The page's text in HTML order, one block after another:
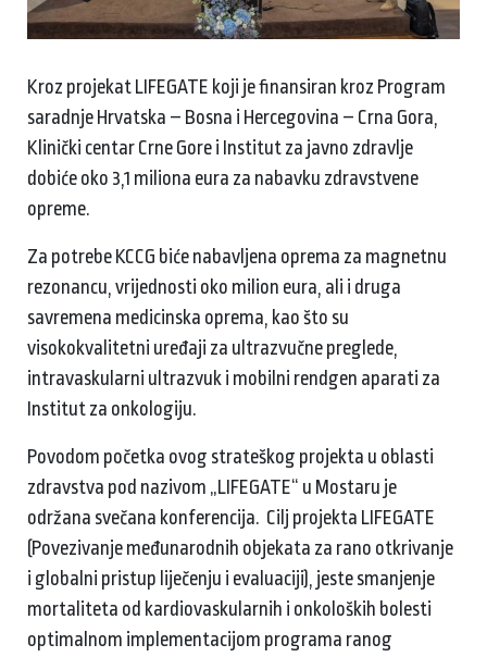
Kroz projekat LIFEGATE koji je finansiran kroz Program
saradnje Hrvatska – Bosna i Hercegovina – Crna Gora,
Klinički centar Crne Gore i Institut za javno zdravlje
dobiće oko 3,1 miliona eura za nabavku zdravstvene
opreme.
Za potrebe KCCG biće nabavljena oprema za magnetnu
rezonancu, vrijednosti oko milion eura, ali i druga
savremena medicinska oprema, kao što su
visokokvalitetni uređaji za ultrazvučne preglede,
intravaskularni ultrazvuk i mobilni rendgen aparati za
Institut za onkologiju.
Povodom početka ovog strateškog projekta u oblasti
zdravstva pod nazivom „LIFEGATE“ u Mostaru je
održana svečana konferencija. Cilj projekta LIFEGATE
(Povezivanje međunarodnih objekata za rano otkrivanje
i globalni pristup liječenju i evaluaciji), jeste smanjenje
mortaliteta od kardiovaskularnih i onkoloških bolesti
optimalnom implementacijom programa ranog